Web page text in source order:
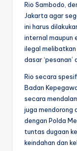
Rio Sambodo,
Jakarta agar
ini harus
internal maupun
ilegal melibatkan
dasar
Rio secara
Badan
secara
juga mendorong
dengan Polda
tuntas dugaan
keindahan dan